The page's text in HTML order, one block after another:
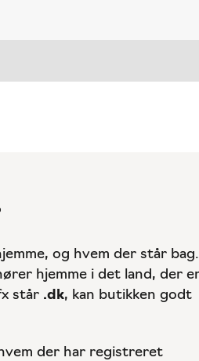
og hvem der står bag.
hjemme i det land, der
står .dk, kan butikken godt
der har registreret